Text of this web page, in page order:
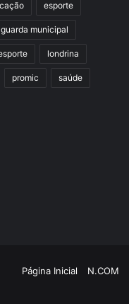
esporte
guarda municipal
londrina
promic saúde
Página Inicial N.COM